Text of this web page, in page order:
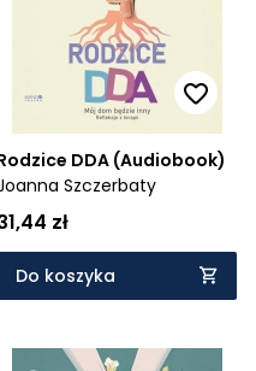
DDA (Audiobook)
Szczerbaty
zł
Do koszyka